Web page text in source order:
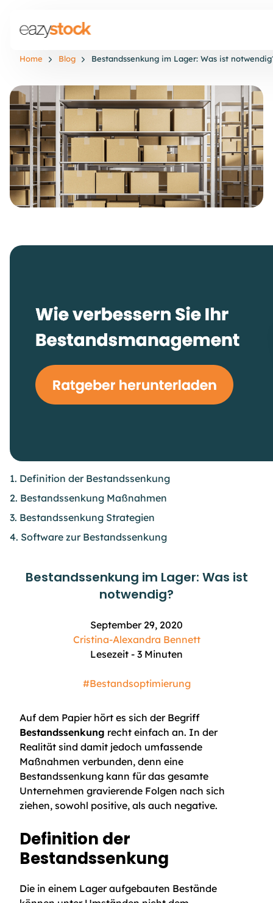
Home Blog Bestandssenkung im Lager: Was ist
1. Definition der Bestandssenkung
2. Bestandssenkung Maßnahmen
3. Bestandssenkung Strategien
4. Software zur Bestandssenkung
Bestandssenkung im Lager: Was ist
notwendig?
September 29, 2020
Cristina-Alexandra Bennett
Lesezeit - 3 Minuten
#Bestandsoptimierung
Auf dem Papier hört es sich der Begriff
Bestandssenkung recht einfach an. In der
Realität sind damit jedoch umfassende
Maßnahmen verbunden, denn eine
Bestandssenkung kann für das gesamte
Unternehmen gravierende Folgen nach sich
ziehen, sowohl positive, als auch negative.
Definition der
Bestandssenkung
Die in einem Lager aufgebauten Bestände